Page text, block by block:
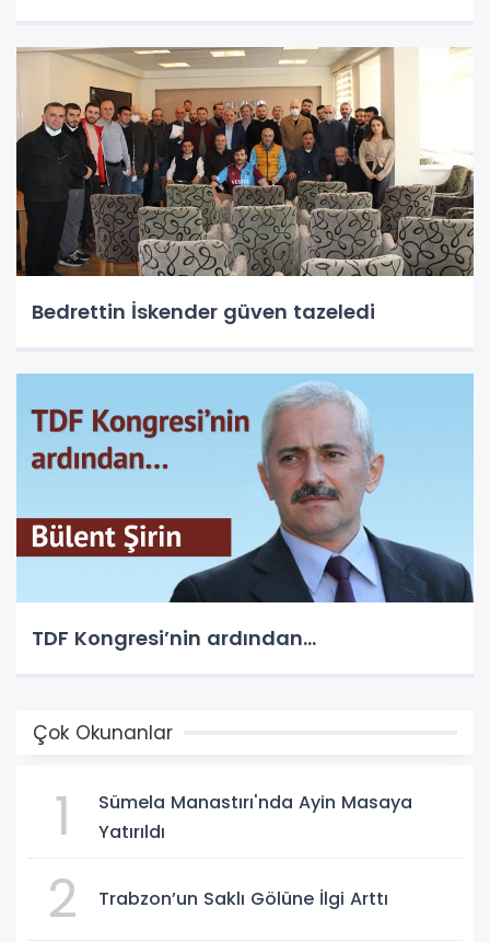
Bedrettin İskender güven tazeledi
TDF Kongresi’nin ardından…
Çok Okunanlar
1
Sümela Manastırı'nda Ayin Masaya
Yatırıldı
2 Trabzon’un Saklı Gölüne İlgi Arttı